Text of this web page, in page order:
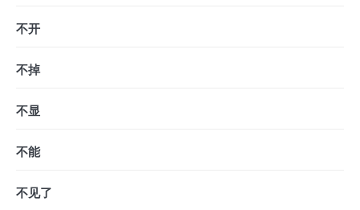
不开
不掉
不显
不能
不见了